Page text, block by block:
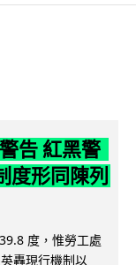
告 紅黑警
度形同陳列
度，惟勞工處
轟現行機制以